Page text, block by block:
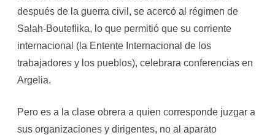
después de la guerra civil, se acercó al régimen de
Salah-Bouteflika, lo que permitió que su corriente
internacional (la Entente Internacional de los
trabajadores y los pueblos), celebrara conferencias en
Argelia.
Pero es a la clase obrera a quien corresponde juzgar a
sus organizaciones y dirigentes, no al aparato